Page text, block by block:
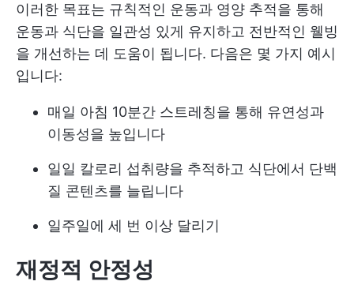
이러한 목표는 규칙적인 운동과 영양 추적을 통해
운동과 식단을 일관성 있게 유지하고 전반적인 웰빙
을 개선하는 데 도움이 됩니다. 다음은 몇 가지 예시
입니다:
매일 아침 10분간 스트레칭을 통해 유연성과
이동성을 높입니다
일일 칼로리 섭취량을 추적하고 식단에서 단백
질 콘텐츠를 늘립니다
일주일에 세 번 이상 달리기
재정적 안정성